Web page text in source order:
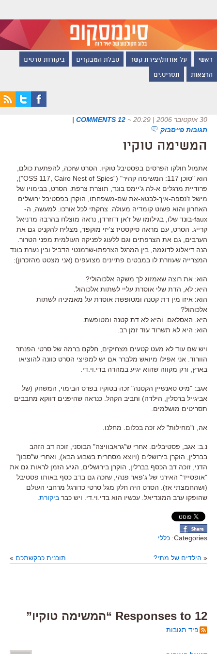
ראשי על אודות/יצירת קשר טבלת המבקרים ביקורות סרטים
הרצאות תסריט.ים
30 אוקטובר 2006 | 20:29 ~
12 COMMENTS
|
תגובות פייסבוק
המשימה טוקיו
אתמול חולקו הפרסים בפסטיבל טוקיו. הסרט שזכה, להפתעת כולם,
הוא "סוכן 117: המשימה קהיר" (“OSS 117, Cairo Nest of Spies”),
פרודיית מרגלים א-לה ג'יימס בונד, תוצרת צרפת. הסרט, בבימויו של
מישל ז'נספה-איך-לבטא-את שם-משפחתו, הוקרן בפסטיבל ירושלים
האחרון והוא פשוט קומדיה מעולה. צחקתי לכל אורכו. למעשה, ה-
faux-בונד שלו, בגילומו של ז'אן ד'וזרדן, נראה מוצלח בהרבה מדניאל
קרייג. הסרט, עם מראה סיקסטיז צ'יזי מוקפד, מצליח להקניט גם את
הערבים, גם את הצרפתים וגם ללעוג לפניקה העולמית מפני הטרור.
הנה דיאלוג לדוגמה, בין המרגל הצרפתו-שרמנטי הדביל ובין נערת בונד
המצרייה שעוזרת לו במבטים פתיינים מצועפים (אני מצטט מהזכרון):
הוא: את רוצה שאמזוג לך משקה אלכוהולי?
היא: לא, הדת שלי אוסרת עליי לשתות אלכוהול.
הוא: איזו מין דת קטנה ומטופשת אוסרת על מאמיניה לשתות
אלכוהול?
היא: האסלאם. והיא לא דת קטנה ומטופשת.
הוא: היא לא תשרוד עוד זמן רב.
ויש שם עוד לא מעט קטעים מצחיקים, חלקם ברמה של סרטי הפנתר
הוורוד. אני אפילו מיואש מלברר אם יש למפיצי הסרט כוונה להוציאו
בארץ, ורק מקווה שהוא יגיע במהרה בדי.וי.די.
אגב: "מיס סאנשיין הקטנה" זכה בטוקיו בפרס הבימוי, המשחק (של
אביגייל ברסלין, הילדה) וחביב הקהל. כנראה שהיפנים דווקא מחבבים
תסריטים מושלמים.
אה, ו"מחילות" לא זכה בכלום. מחלנו.
נ.ב: אגב, פסטיבלים. אחרי ש"גראבוויצה" הבוסני, זוכה דב הזהב
בברלין, הוקרן בירושלים (ויוצא מסחרית בשבוע הבא), ואחרי ש"סבון"
הדני, זוכה דב הכסף בברלין, הוקרן בירושלים, הגיע הזמן לראות גם את
"אופסייד" האירני של ג'פאר פנהי, שזכה גם בדב כסף באותו פסטיבל
(ושהחמצתי אז). הסרט היה חלק מגל סרטי כדורגל מרחבי העולם
שהופקו ערב המונדיאל. עכשיו הוא בדי.וי.די. ויש כבר ביקורת
Categories: כללי
« הילדים של מתי? תוכנית כבקשתכם »
12 Responses to “המשימה טוקיו”
פיד תגובות